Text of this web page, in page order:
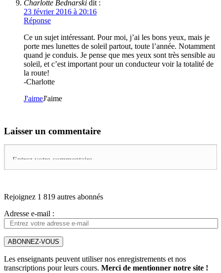
Charlotte Bednarski dit :
23 février 2016 à 20:16
Réponse
Ce un sujet intéressant. Pour moi, j’ai les bons yeux, mais je
porte mes lunettes de soleil partout, toute l’année. Notamment
quand je conduis. Je pense que mes yeux sont très sensible au
soleil, et c’est important pour un conducteur voir la totalité de
la route!
-Charlotte
J'aimeJ'aime
Laisser un commentaire
Rejoignez 1 819 autres abonnés
Adresse e-mail :
ABONNEZ-VOUS
Les enseignants peuvent utiliser nos enregistrements et nos
transcriptions pour leurs cours. Merci de mentionner notre site !